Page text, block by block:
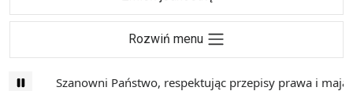
Rozwiń menu
Państwo, respektując przepisy prawa i mając na